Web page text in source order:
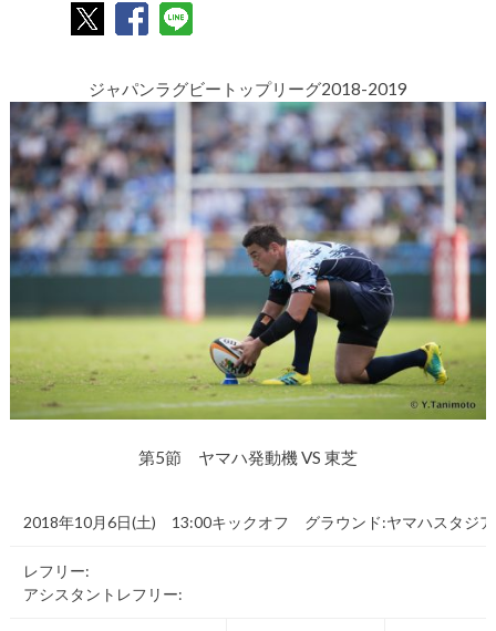
ジャパンラグビートップリーグ2018-2019
第5節 ヤマハ発動機 VS 東芝
2018年10月6日(土) 13:00キックオフ グラウンド:ヤマハスタジ
レフリー:
アシスタントレフリー: